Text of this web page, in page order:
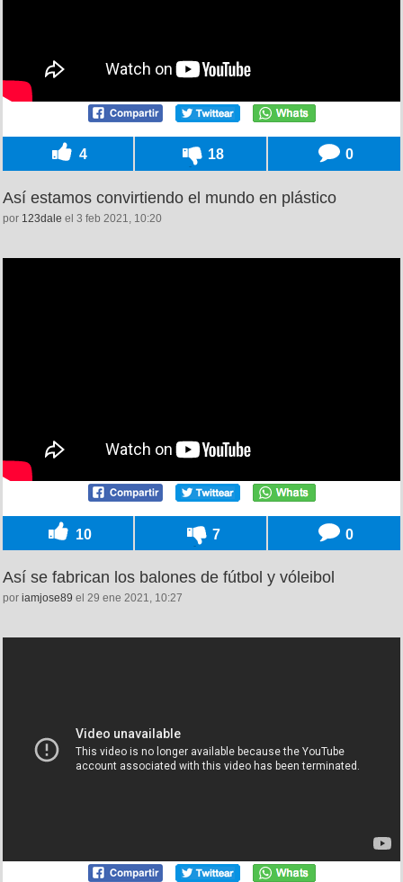
4 18 0
Así estamos convirtiendo el mundo en plástico
por 123dale el 3 feb 2021, 10:20
10 7 0
Así se fabrican los balones de fútbol y vóleibol
por iamjose89 el 29 ene 2021, 10:27